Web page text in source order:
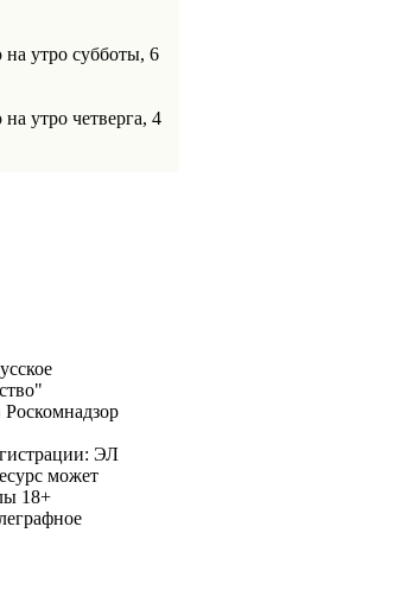
утро субботы, 6
утро четверга, 4
Роскомнадзор
ЭЛ
может
18+